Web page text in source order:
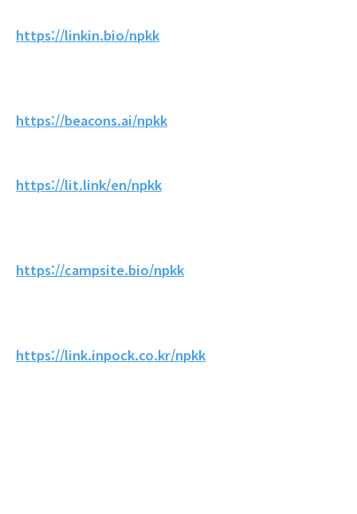
https://linkin.bio/npkk
https://beacons.ai/npkk
https://lit.link/en/npkk
https://campsite.bio/npkk
https://link.inpock.co.kr/npkk